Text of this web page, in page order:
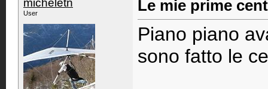
micheletn
User Le mie prime
Piano piano
sono fatto le